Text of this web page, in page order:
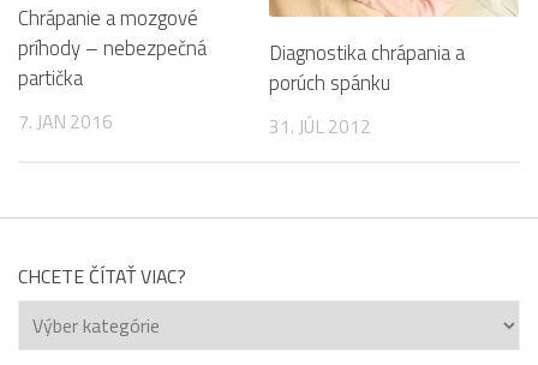
Chrápanie a mozgové
príhody – nebezpečná
partička
7. JAN 2016
Diagnostika chrápania a
porúch spánku
31. JÚL 2012
CHCETE ČÍTAŤ VIAC?
Chcete
čítať